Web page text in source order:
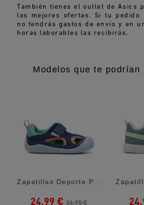
También tienes el outlet de Asics
las mejores ofertas. Si tu pedido
no tendrás gastos de envío y en
horas laborables las recibirás.
Modelos que te podrían
Zapatillas Deporte Puma Kitten Summer V...
24,99 € 34,95 €